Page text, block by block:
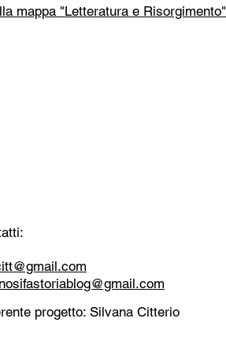
mappa "Letteratura e Risorgimento"
progetto: Silvana Citterio